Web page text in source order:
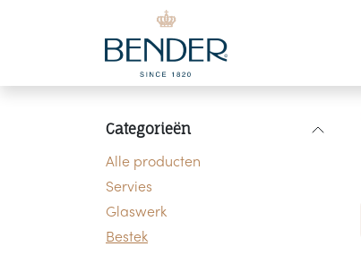
Overslaan naar inhoud
Categorieën
Alle producten
Servies
Glaswerk
Bestek